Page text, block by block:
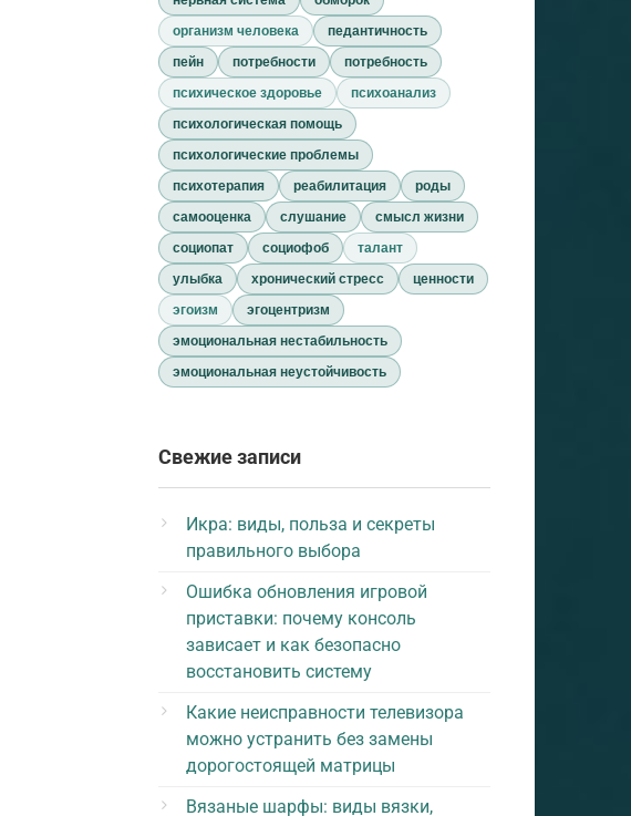
организм человека
педантичность
пейн
потребности
потребность
психическое здоровье
психоанализ
психологическая помощь
психологические проблемы
психотерапия
реабилитация
роды
самооценка
слушание
смысл жизни
социопат
социофоб
талант
улыбка
хронический стресс
ценности
эгоизм
эгоцентризм
эмоциональная нестабильность
эмоциональная неустойчивость
Свежие записи
Икра: виды, польза и секреты
правильного выбора
Ошибка обновления игровой
приставки: почему консоль
зависает и как безопасно
восстановить систему
Какие неисправности телевизора
можно устранить без замены
дорогостоящей матрицы
Вязаные шарфы: виды вязки,